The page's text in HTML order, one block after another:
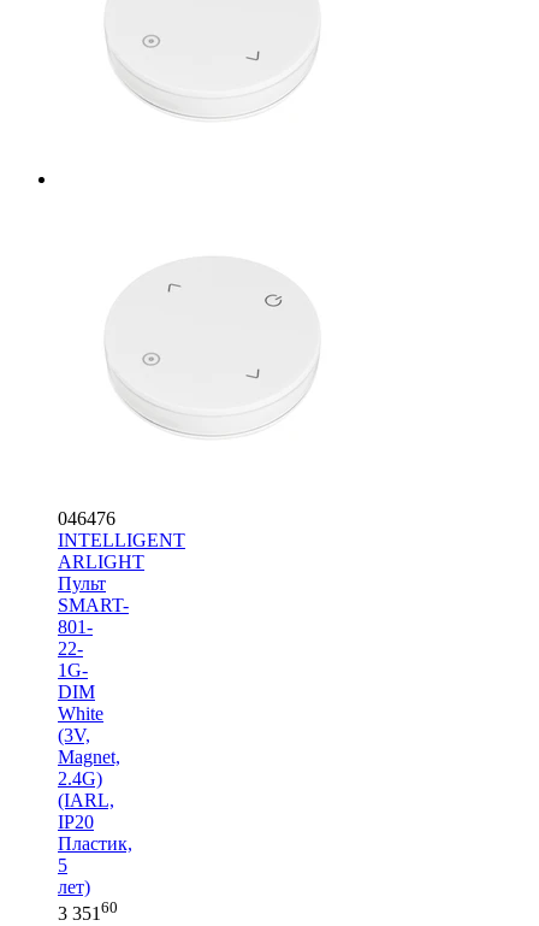
046476
INTELLIGENT
ARLIGHT
Пульт
SMART-
801-
22-
1G-
DIM
White
(3V,
Magnet,
2.4G)
(IARL,
IP20
Пластик,
5
лет)
3 351 60